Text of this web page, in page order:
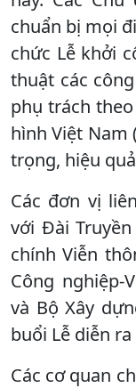
chuẩn bị mọi
chức Lễ khởi
thuật các
phụ trách
hình Việt Nam
trọng, hiệu
Các đơn vị
với Đài
chính Viễn
Công nghiệp-
và Bộ Xây
buổi Lễ diễn
Các cơ quan